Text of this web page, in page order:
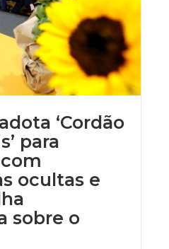
‘Cordão
para
ocultas e
sobre o